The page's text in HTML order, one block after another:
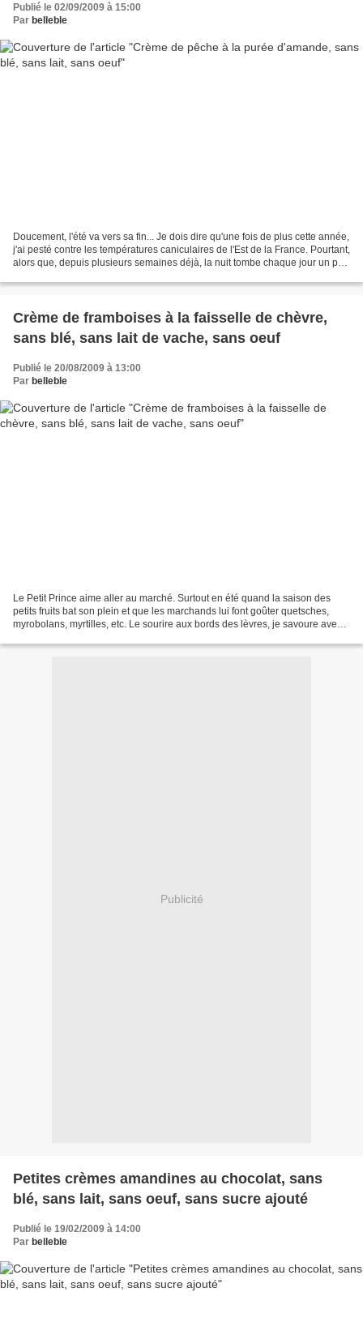
Publié le 02/09/2009 à 15:00
Par belleble
Doucement, l'été va vers sa fin... Je dois dire qu'une fois de plus cette année,
j'ai pesté contre les températures caniculaires de l'Est de la France. Pourtant,
alors que, depuis plusieurs semaines déjà, la nuit tombe chaque jour un peu
Crème de framboises à la faisselle de chèvre,
sans blé, sans lait de vache, sans oeuf
Publié le 20/08/2009 à 13:00
Par belleble
Le Petit Prince aime aller au marché. Surtout en été quand la saison des
petits fruits bat son plein et que les marchands lui font goûter quetsches,
myrobolans, myrtilles, etc. Le sourire aux bords des lèvres, je savoure avec
Publicité
Petites crèmes amandines au chocolat, sans
blé, sans lait, sans oeuf, sans sucre ajouté
Publié le 19/02/2009 à 14:00
Par belleble